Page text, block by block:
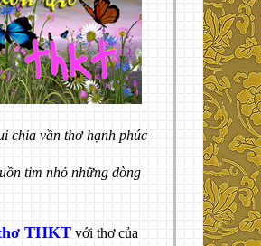
chia vần thơ hạnh phúc
tim nhỏ những dòng
THKT với thơ của